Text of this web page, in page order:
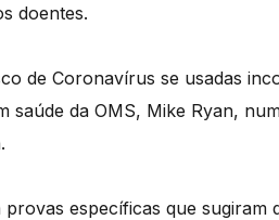
doentes.
de Coronavírus se usadas
da OMS, Mike Ryan,
específicas que sugiram